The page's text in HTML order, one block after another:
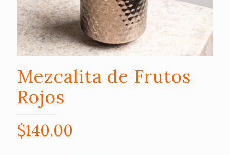
Mezcalita de Frutos
Rojos
$140.00